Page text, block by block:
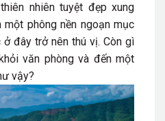
nhiên tuyệt đẹp xung
phông nền ngoạn mục
đây trở nên thú vị. Còn gì
văn phòng và đến một
vậy?